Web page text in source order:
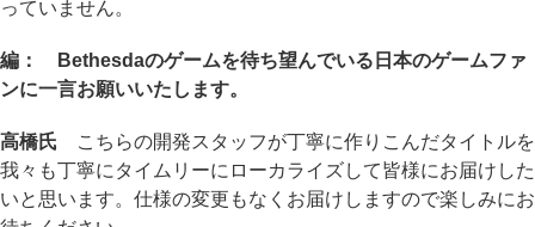
っていません。
編： Bethesdaのゲームを待ち望んでいる日本のゲームファ
ンに一言お願いいたします。
高橋氏 こちらの開発スタッフが丁寧に作りこんだタイトルを
我々も丁寧にタイムリーにローカライズして皆様にお届けした
いと思います。仕様の変更もなくお届けしますので楽しみにお